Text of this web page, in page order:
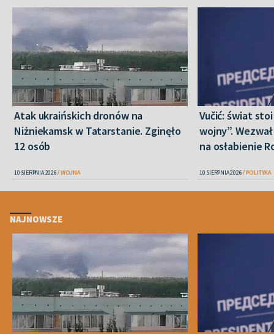
Atak ukraińskich dronów na
Niżniekamsk w Tatarstanie. Zginęło
12 osób
10 SIERPNIA 2026 WOJNA
Vučić: świat
wojny”.
na osłabienie
10 SIERPNIA 2026 POLITYKA
NAJNOWSZE